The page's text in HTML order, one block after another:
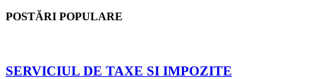
POSTĂRI POPULARE
SERVICIUL DE TAXE SI IMPOZITE